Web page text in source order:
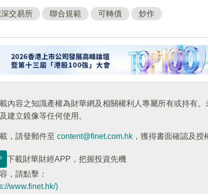
交易所 聯合規範 可轉債 炒作
內容之知識產權為財華網及相關權利人專屬所有或持有。
建立鏡像等任何使用。
，請發郵件至 content@finet.com.hk ，獲得書面確認及授
下載財華財經APP，把握投資先機
，請點擊：
www.finet.hk/)